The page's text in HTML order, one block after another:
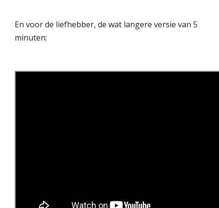
En voor de liefhebber, de wat langere versie van 5
minuten: